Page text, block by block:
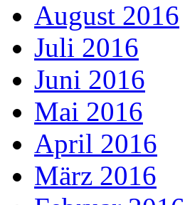
August 2016
Juli 2016
Juni 2016
Mai 2016
April 2016
März 2016